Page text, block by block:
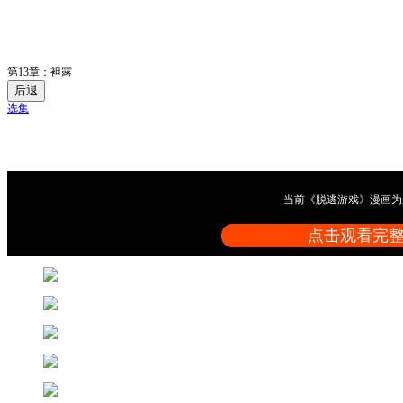
第13章：袒露
后退
选集
当前《脱逃游戏》漫画为
点击观看完